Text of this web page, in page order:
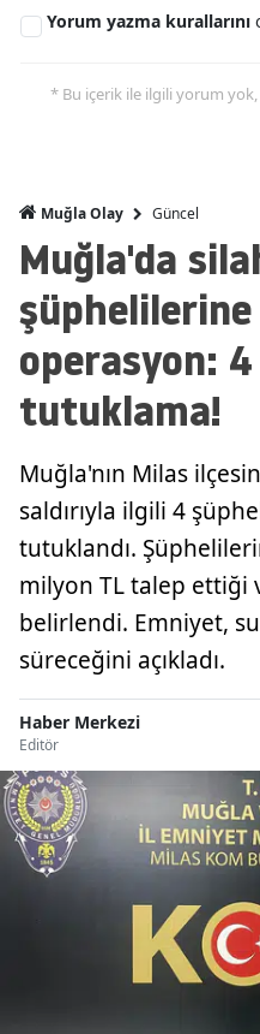
Yorum yazma kurallarını
* Bu içerik ile ilgili yorum yok,
Muğla Olay Güncel
Muğla'da
şüphelilerine
operasyon:
tutuklama!
Muğla'nın Milas
saldırıyla ilgili 4
tutuklandı.
milyon TL talep ettiği
belirlendi. Emniyet,
süreceğini açıkladı.
Haber Merkezi
Editör